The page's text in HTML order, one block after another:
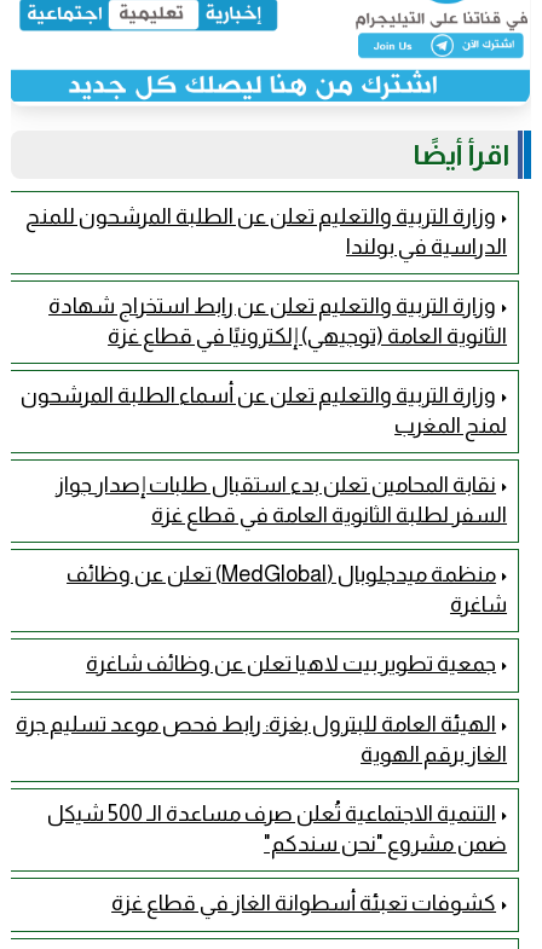
اقرأ أيضًا
وزارة التربية والتعليم تعلن عن الطلبة المرشحون للمنح
الدراسية في بولندا
وزارة التربية والتعليم تعلن عن رابط استخراج شهادة
الثانوية العامة (توجيهي) إلكترونيًا في قطاع غزة
وزارة التربية والتعليم تعلن عن أسماء الطلبة المرشحون
لمنح المغرب
نقابة المحامين تعلن بدء استقبال طلبات إصدار جواز
السفر لطلبة الثانوية العامة في قطاع غزة
منظمة ميدجلوبال (MedGlobal) تعلن عن وظائف
شاغرة
جمعية تطوير بيت لاهيا تعلن عن وظائف شاغرة
الهيئة العامة للبترول بغزة: رابط فحص موعد تسليم جرة
الغاز برقم الهوية
التنمية الاجتماعية تُعلن صرف مساعدة الـ 500 شيكل
ضمن مشروع "نحن سندكم"
كشوفات تعبئة أسطوانة الغاز في قطاع غزة